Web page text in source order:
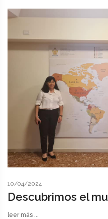
10/04/2024
Descubrimos el
leer más ...